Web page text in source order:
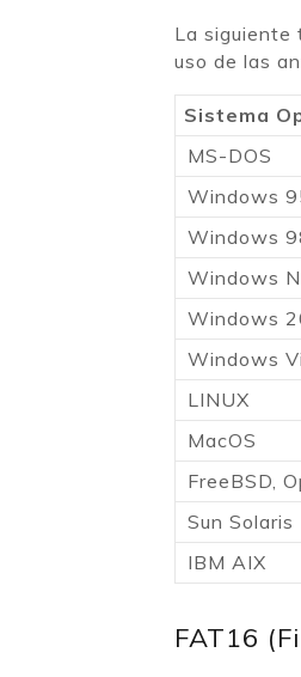
La siguiente
uso de las
Sistema
MS-DOS
Windows
Windows
Windows
Windows
Windows
LINUX
MacOS
FreeBSD,
Sun Solaris
IBM AIX
FAT16